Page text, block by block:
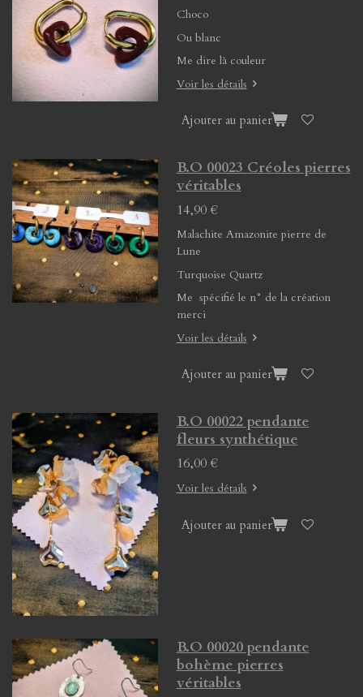
Choco
Ou blanc
Me dire là couleur
Voir les détails
Ajouter au panier
B.O 00023 Créoles pierres
véritables
14,90 €
Malachite Amazonite pierre de
Lune
Turquoise Quartz
Me spécifié le n° de la création
merci
Voir les détails
Ajouter au panier
B.O 00022 pendante
fleurs synthétique
16,00 €
Voir les détails
Ajouter au panier
B.O 00020 pendante
bohème pierres
véritables